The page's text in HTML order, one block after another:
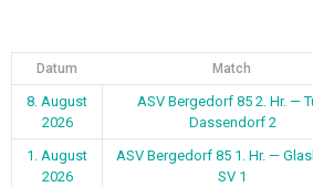
Datum Match
8. August
2026
ASV Bergedorf 85 2. Hr. —
Dassendorf 2
1. August
2026
ASV Bergedorf 85 1. Hr. —
SV 1